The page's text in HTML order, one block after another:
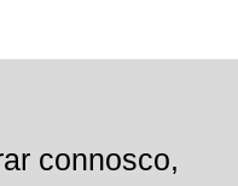
connosco,